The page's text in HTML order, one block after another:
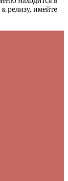
релизу, имейте